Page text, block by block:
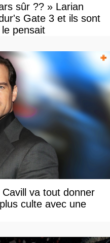
sûr ?? » Larian
Gate 3 et ils sont
pensait
va tout donner
culte avec une